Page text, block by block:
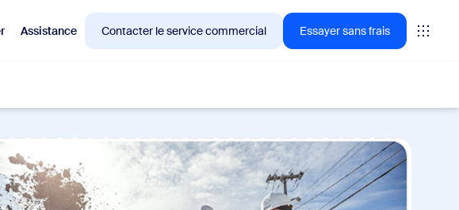
Assistance Contacter le service commercial Essayer sans frais
intéressent la clientèle de Zoom en ce moment.